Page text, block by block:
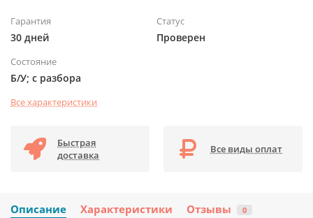
Гарантия
30 дней
Статус
Проверен
Состояние
Б/У; с разбора
Все характеристики
Быстрая
доставка
Все виды оплат
Описание Характеристики Отзывы 0